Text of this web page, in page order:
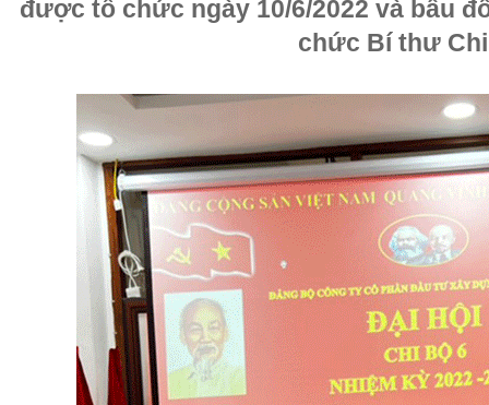
được tổ chức ngày 10/6/2022 và bầu
chức Bí thư